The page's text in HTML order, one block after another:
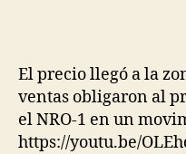
El precio llegó a la
ventas obligaron al
el NRO-1 en un
https://youtu.be/